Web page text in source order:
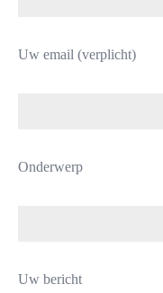
Uw email (verplicht)
Onderwerp
Uw bericht